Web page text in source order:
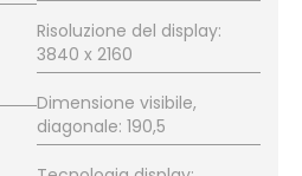
Risoluzione del display:
3840 x 2160
Dimensione visibile,
diagonale: 190,5